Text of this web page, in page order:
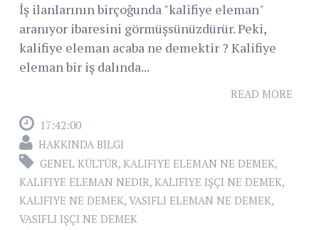
İş ilanlarının birçoğunda "kalifiye eleman"
aranıyor ibaresini görmüşsünüzdürür. Peki,
kalifiye eleman acaba ne demektir ? Kalifiye
eleman bir iş dalında...
READ MORE
17:42:00
HAKKINDA BILGI
GENEL KÜLTÜR, KALIFIYE ELEMAN NE DEMEK,
KALIFIYE ELEMAN NEDIR, KALIFIYE IŞÇI NE DEMEK,
KALIFIYE NE DEMEK, VASIFLI ELEMAN NE DEMEK,
VASIFLI IŞÇI NE DEMEK